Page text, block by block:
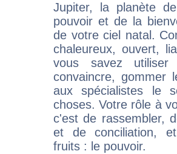
Jupiter, la planète
pouvoir et de la
de votre ciel natal.
chaleureux, ouvert,
vous savez
convaincre, gommer
aux spécialistes le
choses. Votre rôle à
c'est de rassembler,
et de conciliation,
fruits : le pouvoir.